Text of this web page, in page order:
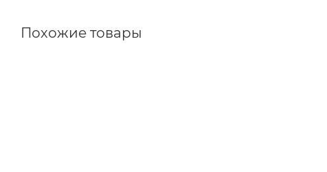
Похожие товары